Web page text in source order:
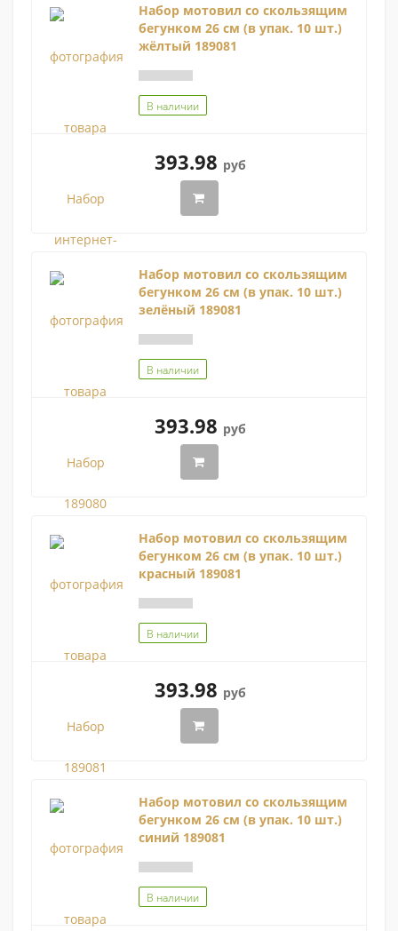
Набор мотовил со скользящим
бегунком 26 см (в упак. 10 шт.)
жёлтый 189081
В наличии
393.98 руб
Набор мотовил со скользящим
бегунком 26 см (в упак. 10 шт.)
зелёный 189081
В наличии
393.98 руб
Набор мотовил со скользящим
бегунком 26 см (в упак. 10 шт.)
красный 189081
В наличии
393.98 руб
Набор мотовил со скользящим
бегунком 26 см (в упак. 10 шт.)
синий 189081
В наличии